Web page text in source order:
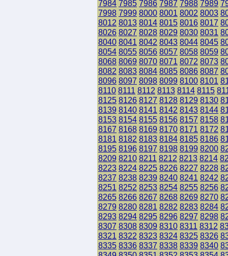
7984 7985 7986 7987 7988 7989
7998 7999 8000 8001 8002 8003
8012 8013 8014 8015 8016 8017
8026 8027 8028 8029 8030 8031
8040 8041 8042 8043 8044 8045
8054 8055 8056 8057 8058 8059
8068 8069 8070 8071 8072 8073
8082 8083 8084 8085 8086 8087
8096 8097 8098 8099 8100 8101
8110 8111 8112 8113 8114 8115
8125 8126 8127 8128 8129 8130
8139 8140 8141 8142 8143 8144
8153 8154 8155 8156 8157 8158
8167 8168 8169 8170 8171 8172
8181 8182 8183 8184 8185 8186
8195 8196 8197 8198 8199 8200
8209 8210 8211 8212 8213 8214
8223 8224 8225 8226 8227 8228
8237 8238 8239 8240 8241 8242
8251 8252 8253 8254 8255 8256
8265 8266 8267 8268 8269 8270
8279 8280 8281 8282 8283 8284
8293 8294 8295 8296 8297 8298
8307 8308 8309 8310 8311 8312
8321 8322 8323 8324 8325 8326
8335 8336 8337 8338 8339 8340